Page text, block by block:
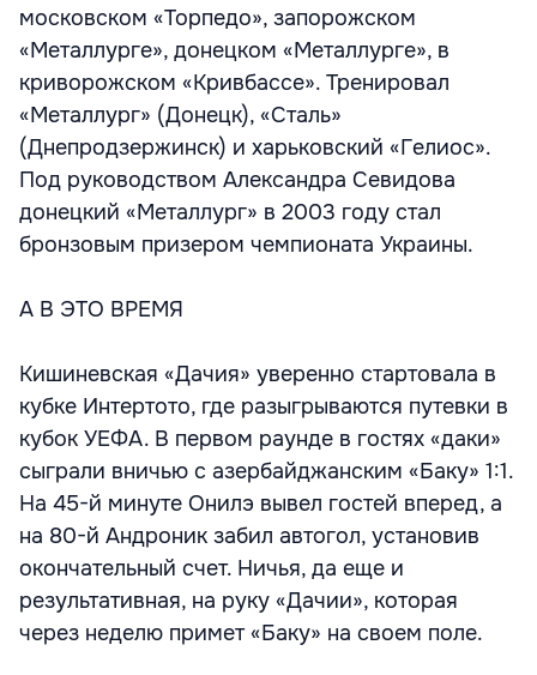
московском «Торпедо», запорожском
«Металлурге», донецком «Металлурге», в
криворожском «Кривбассе». Тренировал
«Металлург» (Донецк), «Сталь»
(Днепродзержинск) и харьковский «Гелиос».
Под руководством Александра Севидова
донецкий «Металлург» в 2003 году стал
бронзовым призером чемпионата Украины.
А В ЭТО ВРЕМЯ
Кишиневская «Дачия» уверенно стартовала в
кубке Интертото, где разыгрываются путевки в
кубок УЕФА. В первом раунде в гостях «даки»
сыграли вничью с азербайджанским «Баку» 1:1.
На 45-й минуте Онилэ вывел гостей вперед, а
на 80-й Андроник забил автогол, установив
окончательный счет. Ничья, да еще и
результативная, на руку «Дачии», которая
через неделю примет «Баку» на своем поле.